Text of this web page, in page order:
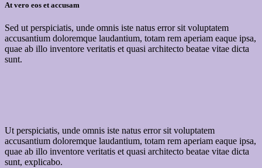
At vero eos et accusam
Sed ut perspiciatis, unde omnis iste natus error sit voluptatem
accusantium doloremque laudantium, totam rem aperiam eaque ipsa,
quae ab illo inventore veritatis et quasi architecto beatae vitae dicta
sunt.
Ut perspiciatis, unde omnis iste natus error sit voluptatem
accusantium doloremque laudantium, totam rem aperiam eaque ipsa,
quae ab illo inventore veritatis et quasi architecto beatae vitae dicta
sunt, explicabo.